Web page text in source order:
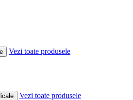
Vezi toate produsele
Vezi toate produsele